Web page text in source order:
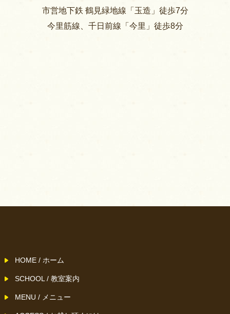
市営地下鉄 鶴見緑地線「玉造」徒歩7分
今里筋線、千日前線「今里」徒歩8分
HOME / ホーム
SCHOOL / 教室案内
MENU / メニュー